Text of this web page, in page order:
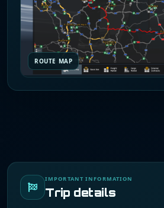
ROUTE MAP
IMPORTANT INFORMATION
Trip details